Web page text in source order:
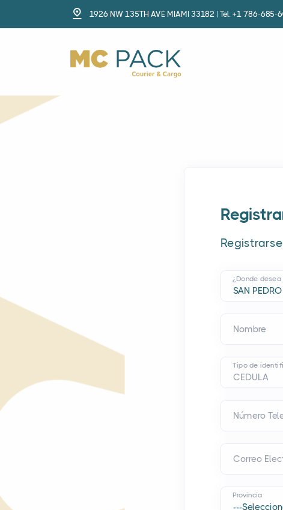
1926 NW 135TH AVE MIAMI 33182 | Tel. +1 786-685-
¿Donde
Nombre
Tipo de
Número
Correo
Provincia